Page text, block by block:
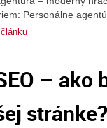
Personálne
–
stránke?